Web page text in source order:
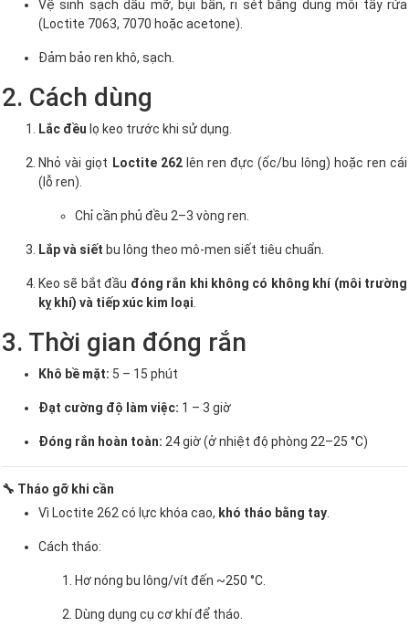
Vệ sinh sạch dầu mỡ, bụi bẩn, rỉ sét bằng dung môi tẩy rửa
(Loctite 7063, 7070 hoặc acetone).
Đảm bảo ren khô, sạch.
2. Cách dùng
Lắc đều lọ keo trước khi sử dụng.
Nhỏ vài giọt Loctite 262lên ren đực (ốc/bu lông) hoặc ren cái
(lỗ ren).
Chỉ cần phủ đều 2–3 vòng ren.
Lắp và siết bu lông theo mô-men siết tiêu chuẩn.
Keo sẽ bắt đầu đóng rắn khi không có không khí (môi trường
kỵ khí) và tiếp xúc kim loại
3. Thời gian đóng rắn
Khô bề mặt: 5 – 15 phút
Đạt cường độ làm việc: 1 – 3 giờ
Đóng rắn hoàn toàn: 24 giờ (ở nhiệt độ phòng 22–25 °C)
🔧 Tháo gỡ khi cần
Vì Loctite 262 có lực khóa cao, khó tháo bằng tay
Cách tháo:
Hơ nóng bu lông/vít đến ~250 °C.
Dùng dụng cụ cơ khí để tháo.